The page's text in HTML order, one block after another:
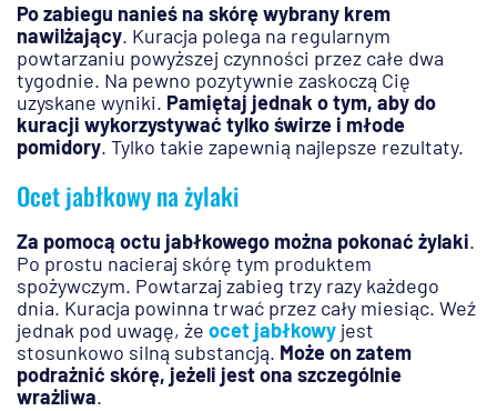
Po zabiegu nanieś na skórę wybrany krem
nawilżający. Kuracja polega na regularnym
powtarzaniu powyższej czynności przez całe dwa
tygodnie. Na pewno pozytywnie zaskoczą Cię
uzyskane wyniki. Pamiętaj jednak o tym, aby do
kuracji wykorzystywać tylko świrze i młode
pomidory. Tylko takie zapewnią najlepsze rezultaty.
Ocet jabłkowy na żylaki
Za pomocą octu jabłkowego można pokonać żylaki.
Po prostu nacieraj skórę tym produktem
spożywczym. Powtarzaj zabieg trzy razy każdego
dnia. Kuracja powinna trwać przez cały miesiąc. Weź
jednak pod uwagę, że ocet jabłkowy jest
stosunkowo silną substancją. Może on zatem
podrażnić skórę, jeżeli jest ona szczególnie
wrażliwa.